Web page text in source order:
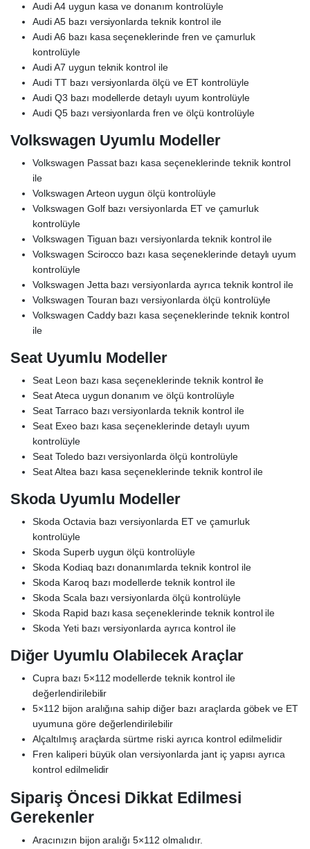
Audi A4 uygun kasa ve donanım kontrolüyle
Audi A5 bazı versiyonlarda teknik kontrol ile
Audi A6 bazı kasa seçeneklerinde fren ve çamurluk
kontrolüyle
Audi A7 uygun teknik kontrol ile
Audi TT bazı versiyonlarda ölçü ve ET kontrolüyle
Audi Q3 bazı modellerde detaylı uyum kontrolüyle
Audi Q5 bazı versiyonlarda fren ve ölçü kontrolüyle
Volkswagen Uyumlu Modeller
Volkswagen Passat bazı kasa seçeneklerinde teknik kontrol
ile
Volkswagen Arteon uygun ölçü kontrolüyle
Volkswagen Golf bazı versiyonlarda ET ve çamurluk
kontrolüyle
Volkswagen Tiguan bazı versiyonlarda teknik kontrol ile
Volkswagen Scirocco bazı kasa seçeneklerinde detaylı uyum
kontrolüyle
Volkswagen Jetta bazı versiyonlarda ayrıca teknik kontrol ile
Volkswagen Touran bazı versiyonlarda ölçü kontrolüyle
Volkswagen Caddy bazı kasa seçeneklerinde teknik kontrol
ile
Seat Uyumlu Modeller
Seat Leon bazı kasa seçeneklerinde teknik kontrol ile
Seat Ateca uygun donanım ve ölçü kontrolüyle
Seat Tarraco bazı versiyonlarda teknik kontrol ile
Seat Exeo bazı kasa seçeneklerinde detaylı uyum
kontrolüyle
Seat Toledo bazı versiyonlarda ölçü kontrolüyle
Seat Altea bazı kasa seçeneklerinde teknik kontrol ile
Skoda Uyumlu Modeller
Skoda Octavia bazı versiyonlarda ET ve çamurluk
kontrolüyle
Skoda Superb uygun ölçü kontrolüyle
Skoda Kodiaq bazı donanımlarda teknik kontrol ile
Skoda Karoq bazı modellerde teknik kontrol ile
Skoda Scala bazı versiyonlarda ölçü kontrolüyle
Skoda Rapid bazı kasa seçeneklerinde teknik kontrol ile
Skoda Yeti bazı versiyonlarda ayrıca kontrol ile
Diğer Uyumlu Olabilecek Araçlar
Cupra bazı 5×112 modellerde teknik kontrol ile
değerlendirilebilir
5×112 bijon aralığına sahip diğer bazı araçlarda göbek ve ET
uyumuna göre değerlendirilebilir
Alçaltılmış araçlarda sürtme riski ayrıca kontrol edilmelidir
Fren kaliperi büyük olan versiyonlarda jant iç yapısı ayrıca
kontrol edilmelidir
Sipariş Öncesi Dikkat Edilmesi
Gerekenler
Aracınızın bijon aralığı 5×112 olmalıdır.